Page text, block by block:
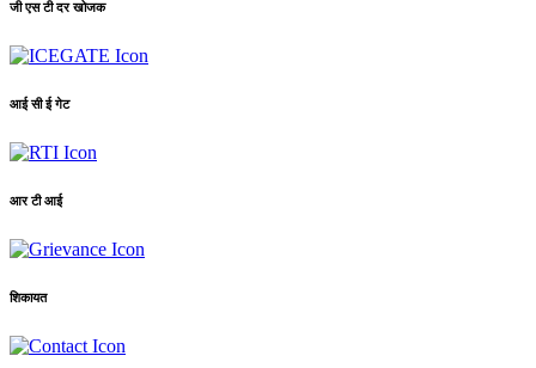
जी एस टी दर खोजक
आई सी ई गेट
आर टी आई
शिकायत